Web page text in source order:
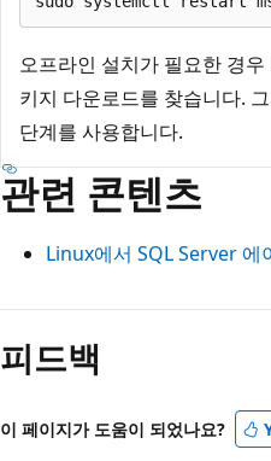
오프라인 설치가 필요한 경
키지 다운로드를 찾습니다.
단계를 사용합니다.
관련 콘텐츠
Linux에서 SQL Server 에
피드백
이 페이지가 도움이 되었나요?